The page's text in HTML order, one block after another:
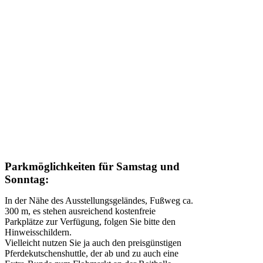
Parkmöglichkeiten für Samstag und
Sonntag:
In der Nähe des Ausstellungsgeländes, Fußweg ca.
300 m, es stehen ausreichend kostenfreie
Parkplätze zur Verfügung, folgen Sie bitte den
Hinweisschildern.
Vielleicht nutzen Sie ja auch den preisgünstigen
Pferdekutschenshuttle, der ab und zu auch eine